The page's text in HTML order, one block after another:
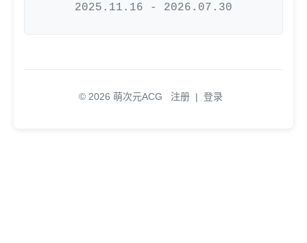
2025.11.16 - 2026.07.30
© 2026 萌次元ACG 注册 | 登录